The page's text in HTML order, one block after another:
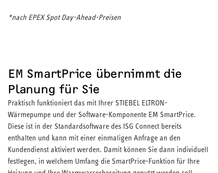
*nach EPEX Spot Day-Ahead-Preisen
EM SmartPrice übernimmt die
Planung für Sie
Praktisch funktioniert das mit Ihrer STIEBEL ELTRON-
Wärmepumpe und der Software-Komponente EM SmartPrice.
Diese ist in der Standardsoftware des ISG Connect bereits
enthalten und kann mit einer einmaligen Anfrage an den
Kundendienst aktiviert werden. Damit können Sie dann individuell
festlegen, in welchem Umfang die SmartPrice-Funktion für Ihre